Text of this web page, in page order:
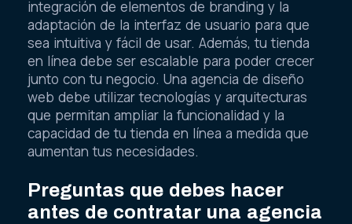
integración de elementos de branding y la
adaptación de la interfaz de usuario para que
sea intuitiva y fácil de usar. Además, tu tienda
en línea debe ser escalable para poder crecer
junto con tu negocio. Una agencia de diseño
web debe utilizar tecnologías y arquitecturas
que permitan ampliar la funcionalidad y la
capacidad de tu tienda en línea a medida que
aumentan tus necesidades.
Preguntas que debes hacer
antes de contratar una agencia